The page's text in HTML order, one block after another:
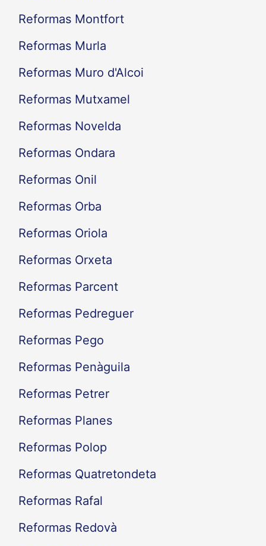
Reformas Montfort
Reformas Murla
Reformas Muro d'Alcoi
Reformas Mutxamel
Reformas Novelda
Reformas Ondara
Reformas Onil
Reformas Orba
Reformas Oriola
Reformas Orxeta
Reformas Parcent
Reformas Pedreguer
Reformas Pego
Reformas Penàguila
Reformas Petrer
Reformas Planes
Reformas Polop
Reformas Quatretondeta
Reformas Rafal
Reformas Redovà